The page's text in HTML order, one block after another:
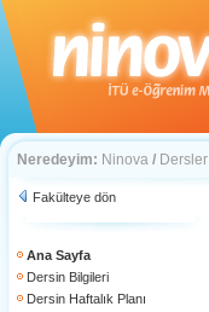
Neredeyim: Ninova / Dersler
Fakülteye dön
Ana Sayfa
Dersin Bilgileri
Dersin Haftalık Planı